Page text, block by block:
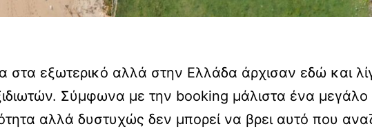
στα εξωτερικό αλλά στην Ελλάδα άρχισαν εδώ και
Σύμφωνα με την booking μάλιστα ένα μεγάλο
αλλά δυστυχώς δεν μπορεί να βρει αυτό που